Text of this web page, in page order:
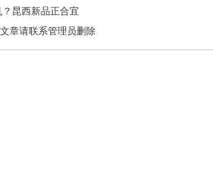
昆西新品正合宜
章请联系管理员删除